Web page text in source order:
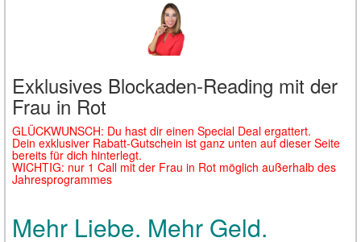
Exklusives Blockaden-Reading mit der
Frau in Rot
GLÜCKWUNSCH: Du hast dir einen Special Deal ergattert.
Dein exklusiver Rabatt-Gutschein ist ganz unten auf dieser Seite
bereits für dich hinterlegt.
WICHTIG: nur 1 Call mit der Frau in Rot möglich außerhalb des
Jahresprogrammes
Mehr Liebe. Mehr Geld.